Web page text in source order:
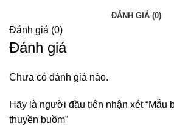
ĐÁNH GIÁ (0)
Đánh giá (0)
Đánh giá
Chưa có đánh giá nào.
Hãy là người đầu tiên nhận xét “Mẫu
thuyền buồm”